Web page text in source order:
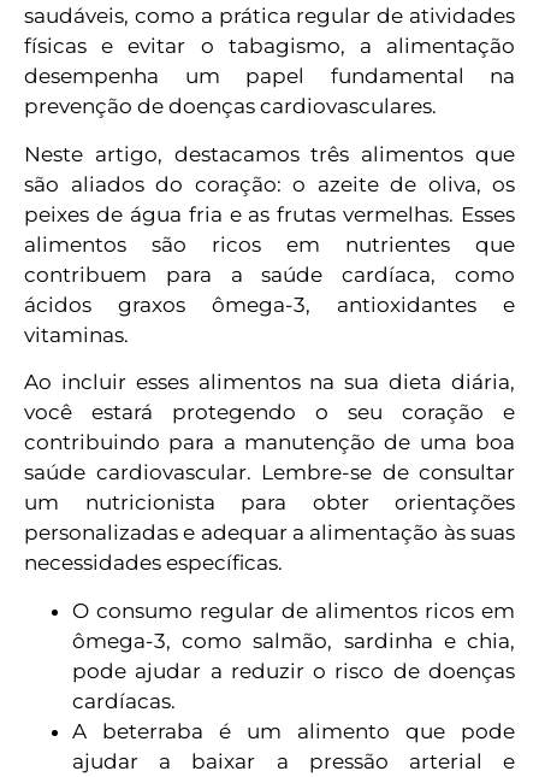
saudáveis, como a prática regular de atividades
físicas e evitar o tabagismo, a alimentação
desempenha um papel fundamental na
prevenção de doenças cardiovasculares.
Neste artigo, destacamos três alimentos que
são aliados do coração: o azeite de oliva, os
peixes de água fria e as frutas vermelhas. Esses
alimentos são ricos em nutrientes que
contribuem para a saúde cardíaca, como
ácidos graxos ômega-3, antioxidantes e
vitaminas.
Ao incluir esses alimentos na sua dieta diária,
você estará protegendo o seu coração e
contribuindo para a manutenção de uma boa
saúde cardiovascular. Lembre-se de consultar
um nutricionista para obter orientações
personalizadas e adequar a alimentação às suas
necessidades específicas.
O consumo regular de alimentos ricos em
ômega-3, como salmão, sardinha e chia,
pode ajudar a reduzir o risco de doenças
cardíacas.
A beterraba é um alimento que pode
ajudar a baixar a pressão arterial e